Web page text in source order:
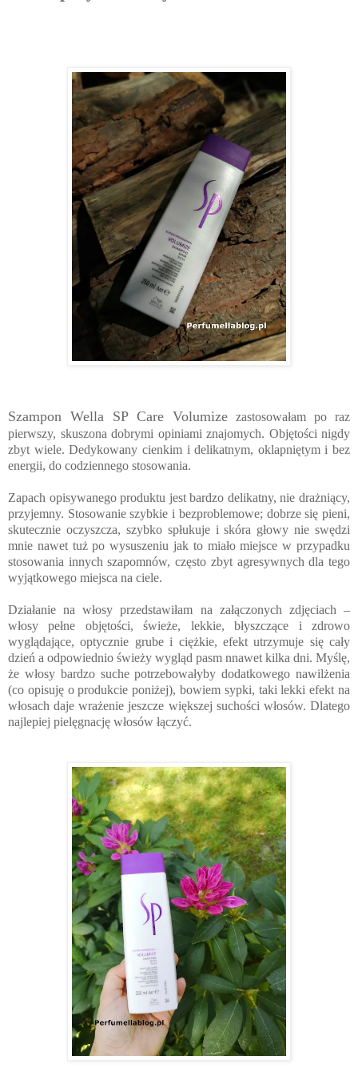
Szampon Wella SP Care Volumize zastosowałam po raz
pierwszy, skuszona dobrymi opiniami znajomych. Objętości nigdy
zbyt wiele. Dedykowany cienkim i delikatnym, oklapniętym i bez
energii, do codziennego stosowania.
Zapach opisywanego produktu jest bardzo delikatny, nie drażniący,
przyjemny. Stosowanie szybkie i bezproblemowe; dobrze się pieni,
skutecznie oczyszcza, szybko spłukuje i skóra głowy nie swędzi
mnie nawet tuż po wysuszeniu jak to miało miejsce w przypadku
stosowania innych szapomnów, często zbyt agresywnych dla tego
wyjątkowego miejsca na ciele.
Działanie na włosy przedstawiłam na załączonych zdjęciach –
włosy pełne objętości, świeże, lekkie, błyszczące i zdrowo
wyglądające, optycznie grube i ciężkie, efekt utrzymuje się cały
dzień a odpowiednio świeży wygląd pasm nnawet kilka dni. Myślę,
że włosy bardzo suche potrzebowałyby dodatkowego nawilżenia
(co opisuję o produkcie poniżej), bowiem sypki, taki lekki efekt na
włosach daje wrażenie jeszcze większej suchości włosów. Dlatego
najlepiej pielęgnację włosów łączyć.